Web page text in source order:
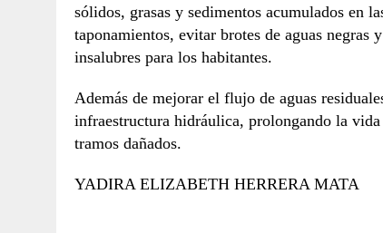
sólidos, grasas y sedimentos acumulados en
taponamientos, evitar brotes de aguas
insalubres para los habitantes.
Además de mejorar el flujo de aguas
infraestructura hidráulica, prolongando la
tramos dañados.
YADIRA ELIZABETH HERRERA MATA